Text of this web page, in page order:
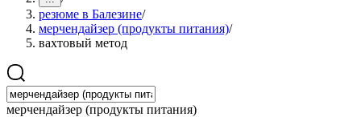
резюме в Балезине/
мерчендайзер (продукты питания)/
вахтовый метод
мерчендайзер (продукты питания)